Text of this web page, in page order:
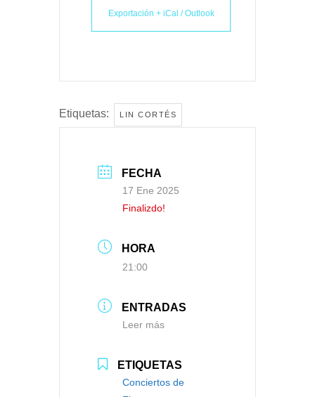
Exportación + iCal / Outlook
Etiquetas: LIN CORTÉS
FECHA
17 Ene 2025
Finalizdo!
HORA
21:00
ENTRADAS
Leer más
ETIQUETAS
Conciertos de